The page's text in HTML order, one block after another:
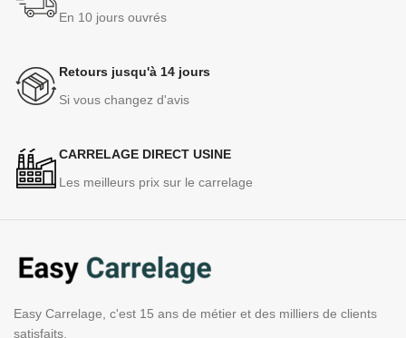
En 10 jours ouvrés
Retours jusqu'à 14 jours
Si vous changez d'avis
CARRELAGE DIRECT USINE
Les meilleurs prix sur le carrelage
Easy Carrelage, c'est 15 ans de métier et des milliers de clients
satisfaits.